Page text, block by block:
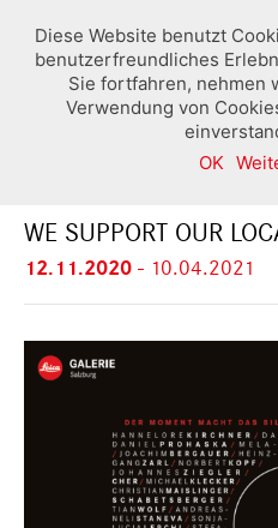
WE SUPPORT OUR
12.11.2020 - 10.04.2021
Diese Website benutzt
benutzerfreundliches
Sie fortfahren, nehmen
Verwendung von
OK